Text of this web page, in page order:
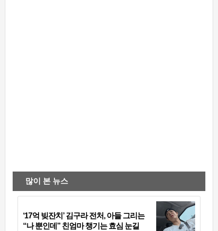
많이 본 뉴스
‘17억 빚잔치’ 김구라 전처, 아들 그리는
“나 뿐인데” 친엄마 챙기는 효심 눈길